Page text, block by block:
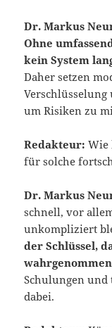
Dr. Markus
Ohne
kein System
Daher setzen
um Risiken zu
Redakteur: Wie
für solche
Dr. Markus
schnell, vor
unkompliziert
der Schlüssel,
Schulungen
dabei.